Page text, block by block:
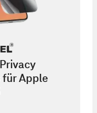
für Apple